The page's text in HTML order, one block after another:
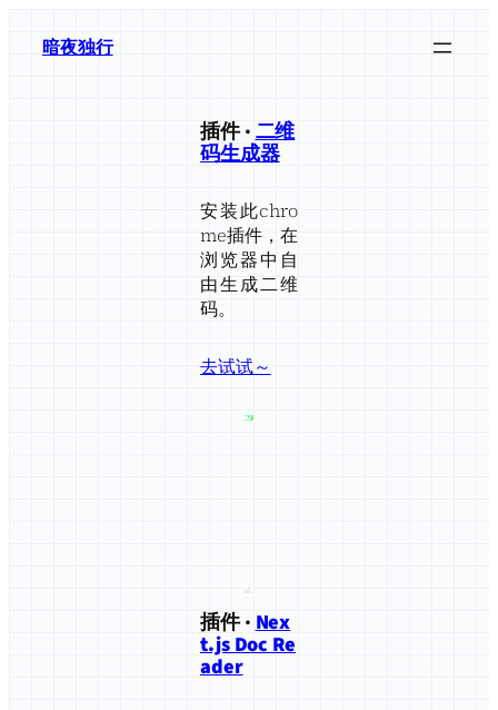
暗夜独行
插件 ·二维
码生成器
安装此chro
me插件，在
浏览器中自
由生成二维
码。
去试试～
插件 · Nex
t.js Doc Re
ader